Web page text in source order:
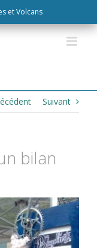
et Volcans
Suivant
bilan